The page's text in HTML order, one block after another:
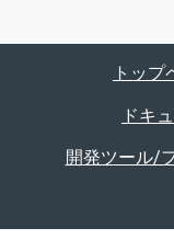
トップ
ドキ
開発ツール/